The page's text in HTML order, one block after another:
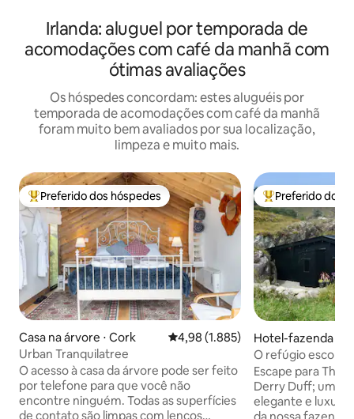
Irlanda: aluguel por temporada de
acomodações com café da manhã com
ótimas avaliações
Os hóspedes concordam: estes aluguéis por
temporada de acomodações com café da manhã
foram muito bem avaliados por sua localização,
limpeza e muito mais.
Entre os melhores preferidos dos hóspedes
Preferido dos hóspedes
Casa na árvore ⋅ Cork 4,98 de uma avaliação média de
4,98 (1.885)
Urban Tranquilatree
O acesso à casa da árvore pode ser feito
por telefone para que você não
encontre ninguém. Todas as superfícies
de contato são limpas com lenços
Entre os
Preferido dos
Hotel-fazenda ⋅
O refúgio
retiro romântico
Escape para The
Derry Duff; um
elegante e